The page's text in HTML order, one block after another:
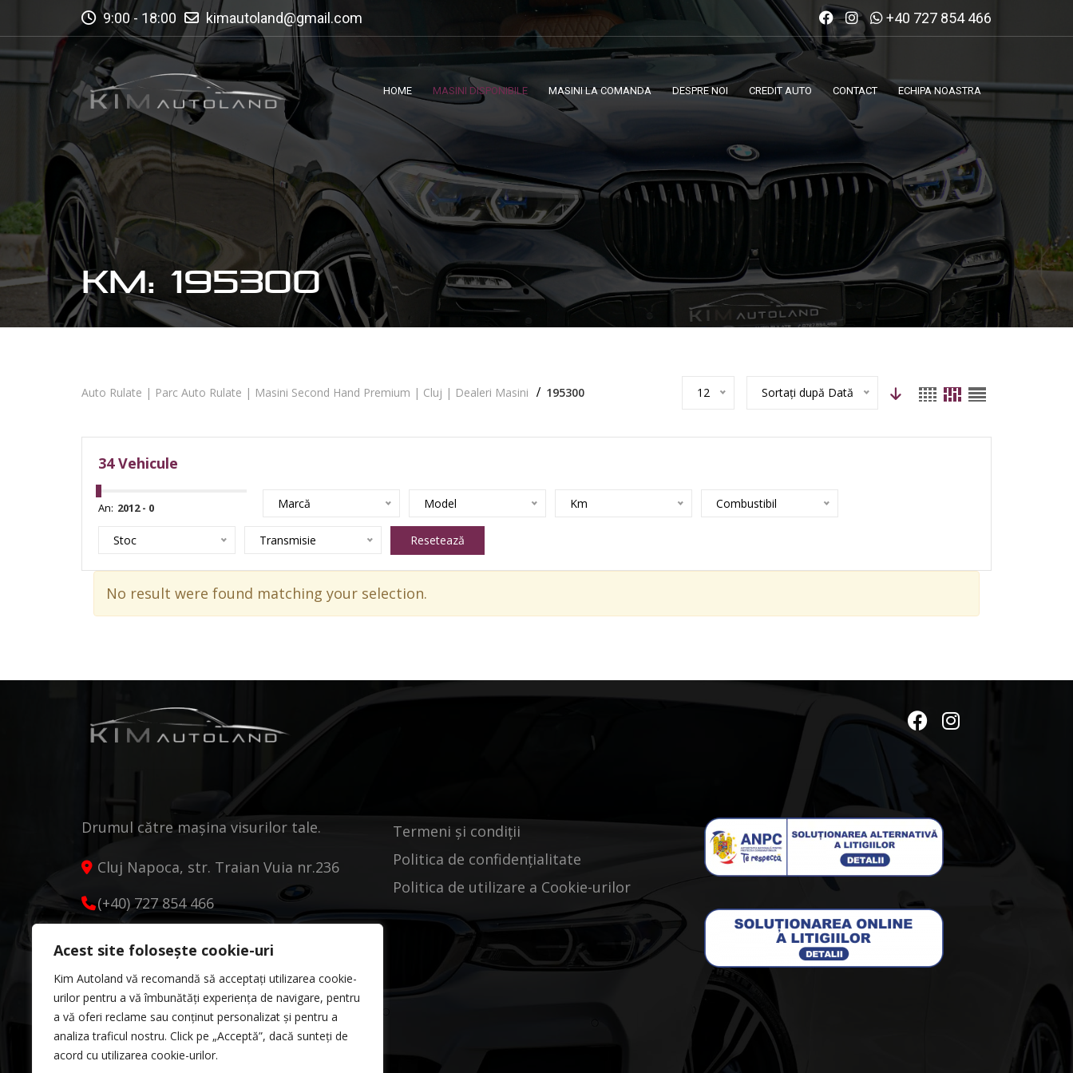
Acest site folosește cookie-uri
Kim Autoland vă recomandă să acceptați utilizarea cookie-
urilor pentru a vă îmbunătăți experiența de navigare, pentru
a vă oferi reclame sau conținut personalizat și pentru a
analiza traficul nostru. Click pe „Acceptă”, dacă sunteți de
acord cu utilizarea cookie-urilor.
9:00 - 18:00 kimautoland@gmail.com +40 727 854 466
HOME MASINI DISPONIBILE MASINI LA COMANDA DESPRE NOI CREDIT AUTO CONTACT ECHIPA NOASTRA
KM: 195300
Auto Rulate | Parc Auto Rulate | Masini Second Hand Premium | Cluj | Dealeri Masini 195300 12 Sortați după Dată
34 Vehicule
An: Marcă Model Km Combustibil
Stoc Transmisie Resetează
No result were found matching your selection.
Drumul către mașina visurilor tale.
Cluj Napoca, str. Traian Vuia nr.236
(+40) 727 854 466
Luni - Vineri 9:00 - 18:00
Sâmbătă 10:00 - 13:00
Termeni și condiții
Politica de confidențialitate
Politica de utilizare a Cookie-urilor